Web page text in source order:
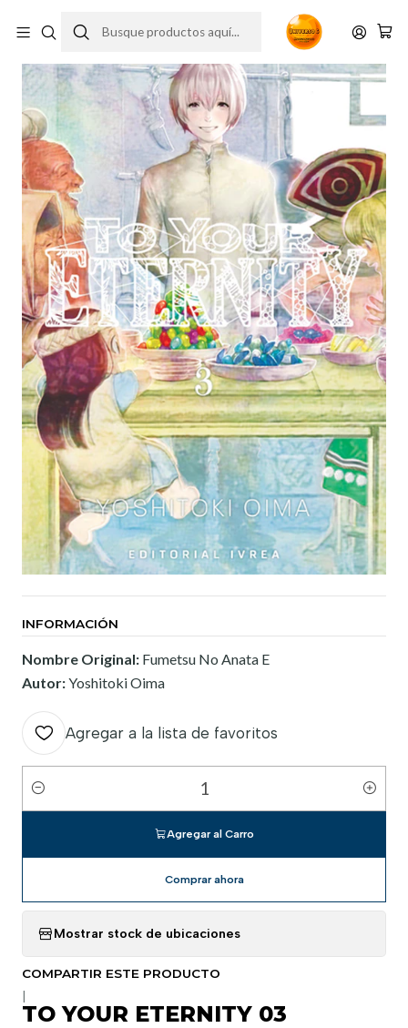
INFORMACIÓN
Nombre Original: Fumetsu No Anata E
Autor:Yoshitoki Oima
Agregar a la lista de favoritos
Cantidad
Agregar al Carro
Comprar ahora
Mostrar stock de ubicaciones
COMPARTIR ESTE PRODUCTO
TO YOUR ETERNITY 03